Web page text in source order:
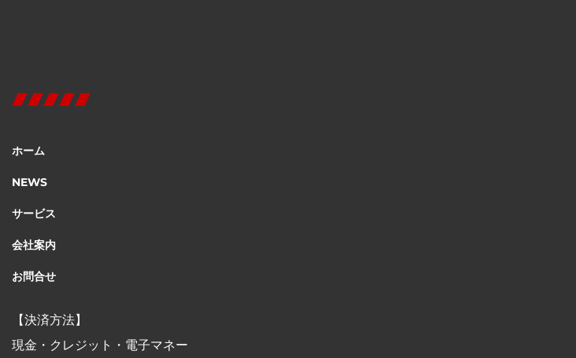
ホーム
NEWS
サービス
会社案内
お問合せ
【決済方法】
現金・クレジット・電子マネー